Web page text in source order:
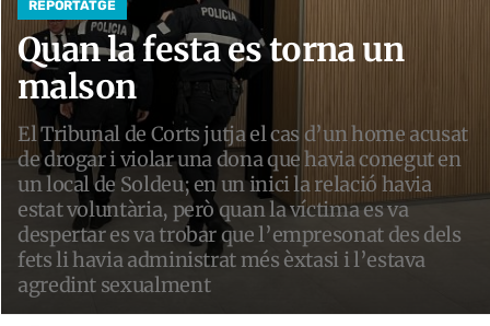
REPORTATGE
Quan la festa es torna un
malson
El Tribunal de Corts jutja el cas d’un home acusat
de drogar i violar una dona que havia conegut en
un local de Soldeu; en un inici la relació havia
estat voluntària, però quan la víctima es va
despertar es va trobar que l’empresonat des dels
fets li havia administrat més èxtasi i l’estava
agredint sexualment